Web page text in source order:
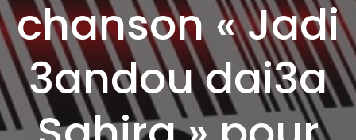
chanson « Jadi
3andou dai3a